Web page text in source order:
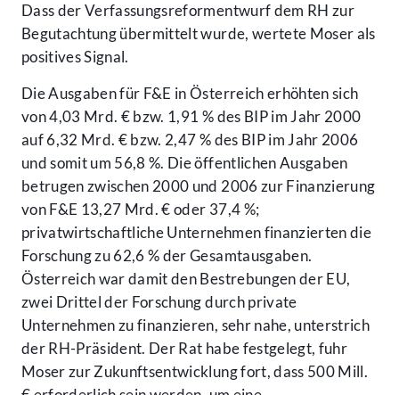
Dass der Verfassungsreformentwurf dem RH zur
Begutachtung übermittelt wurde, wertete Moser als
positives Signal.
Die Ausgaben für F&E in Österreich erhöhten sich
von 4,03 Mrd. € bzw. 1,91 % des BIP im Jahr 2000
auf 6,32 Mrd. € bzw. 2,47 % des BIP im Jahr 2006
und somit um 56,8 %. Die öffentlichen Ausgaben
betrugen zwischen 2000 und 2006 zur Finanzierung
von F&E 13,27 Mrd. € oder 37,4 %;
privatwirtschaftliche Unternehmen finanzierten die
Forschung zu 62,6 % der Gesamtausgaben.
Österreich war damit den Bestrebungen der EU,
zwei Drittel der Forschung durch private
Unternehmen zu finanzieren, sehr nahe, unterstrich
der RH-Präsident. Der Rat habe festgelegt, fuhr
Moser zur Zukunftsentwicklung fort, dass 500 Mill.